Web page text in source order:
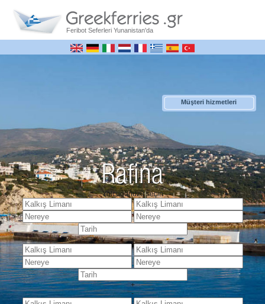
Feribot Seferleri Yunanistan'da
Müşteri hizmetleri
Rafina
Yolcuğunuzu seçin
+
+
-